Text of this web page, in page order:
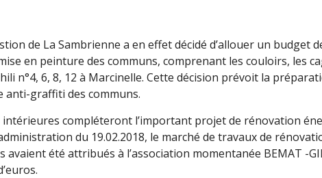
de La Sambrienne a en effet décidé d’allouer un budget
en peinture des communs, comprenant les couloirs, les
n°4, 6, 8, 12 à Marcinelle. Cette décision prévoit la
anti-graffiti des communs.
compléteront l’important projet de rénovation
du 19.02.2018, le marché de travaux de
avaient été attribués à l’association momentanée BEMAT -